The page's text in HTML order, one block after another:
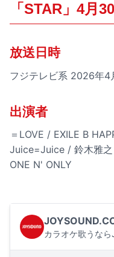
「STAR」4月
放送日時
フジテレビ系 2026年
出演者
＝LOVE / EXILE B
Juice=Juice / 鈴木雅
ONE N' ONLY
カラオケ歌うな